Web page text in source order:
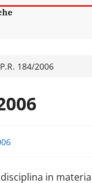
184/2006
in